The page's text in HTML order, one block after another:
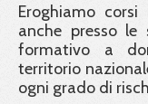
Eroghiamo
anche presso
formativo a
territorio
ogni grado di